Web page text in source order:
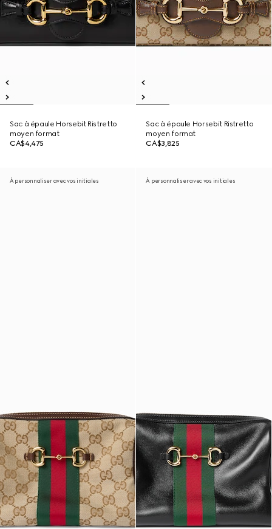
Sac à épaule Horsebit Ristretto
moyen format
CA$4,475
Sac à épaule Horsebit Ristretto
moyen format
CA$3,825
À personnaliser avec vos initiales À personnaliser avec vos initiales